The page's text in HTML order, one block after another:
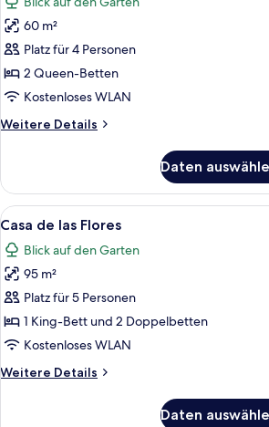
für
Tulemar
Bungalow
anzeigen
60 m²
Platz für 4 Personen
2 Queen-Betten
Kostenloses WLAN
Weitere Details
Weitere
Bungalow
Daten
Alle
Fotos
für
Casa
de
las
Flores
Eine
15
Casa de las Flores
Blick auf den Garten
95 m²
Platz für 5 Personen
1 King-Bett und 2 Doppelbetten
Kostenloses WLAN
Weitere Details
Weitere
Daten